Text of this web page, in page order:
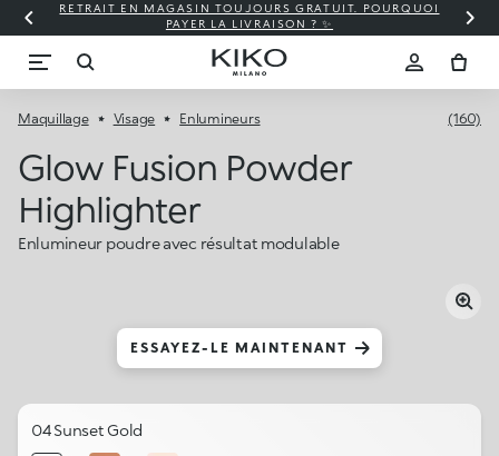
RETRAIT EN MAGASIN TOUJOURS GRATUIT. POURQUOI
PAYER LA LIVRAISON ? ✨
Maquillage Visage Enlumineurs (160)
Glow Fusion Powder
Highlighter
Enlumineur poudre avec résultat modulable
ESSAYEZ-LE MAINTENANT
04 Sunset Gold